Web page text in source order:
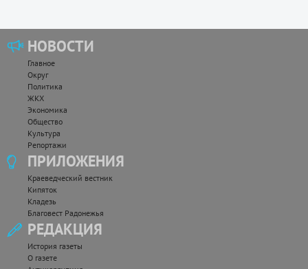
НОВОСТИ
Главное
Округ
Политика
ЖКХ
Экономика
Общество
Культура
Репортажи
ПРИЛОЖЕНИЯ
Краеведческий вестник
Кипяток
Кладезь
Благовест Радонежья
РЕДАКЦИЯ
История газеты
О газете